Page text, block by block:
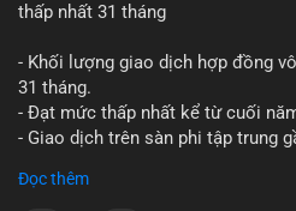
thấp nhất 31 tháng
- Khối lượng giao dịch hợp đồng
31 tháng.
- Đạt mức thấp nhất kể từ cuối
- Giao dịch trên sàn phi tập trung
Đọc thêm